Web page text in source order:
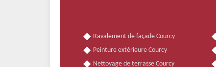
Ravalement de façade Courcy
Peinture extérieure Courcy
Nettoyage de terrasse Courcy